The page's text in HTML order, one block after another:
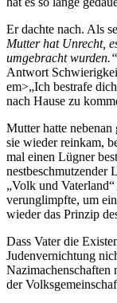
Er dachte nach. Als
Mutter hat Unrecht,
umgebracht wurden.“
Antwort
em>„Ich bestrafe
nach Hause zu
Mutter hatte
sie wieder reinkam,
mal einen Lügner
nestbeschmutzender
„Volk und
verunglimpfte, um
wieder das Prinzip
Dass Vater die
Judenvernichtung
Nazimachenschaften
der